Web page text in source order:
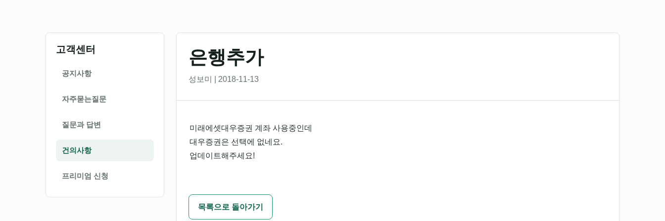
고객센터
공지사항
자주묻는질문
질문과 답변
건의사항
프리미엄 신청
은행추가
성보미 | 2018-11-13
미래에셋대우증권 계좌 사용중인데
대우증권은 선택에 없네요.
업데이트해주세요!
목록으로 돌아가기